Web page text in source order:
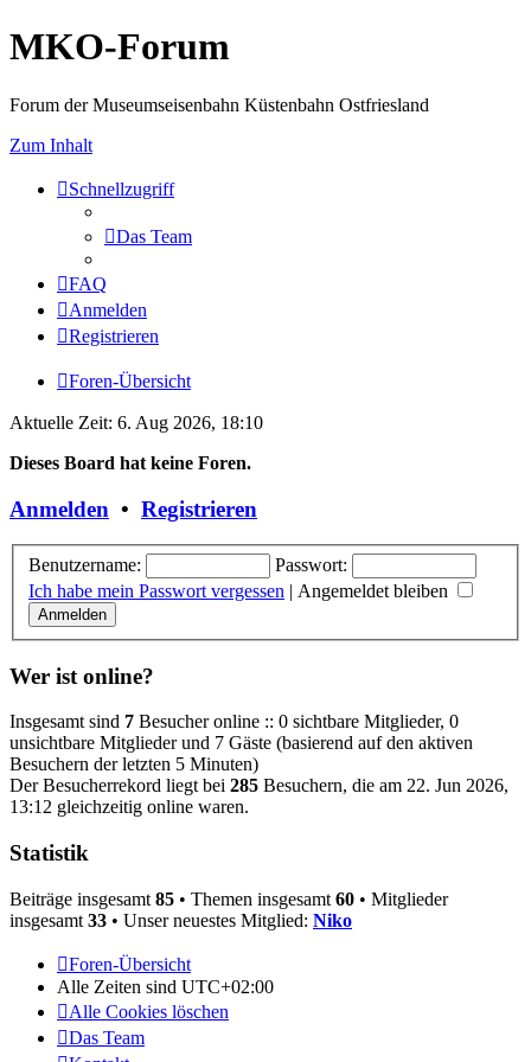
MKO-Forum
Forum der Museumseisenbahn Küstenbahn Ostfriesland
Zum Inhalt
Schnellzugriff
Das Team
FAQ
Anmelden
Registrieren
Foren-Übersicht
Aktuelle Zeit: 6. Aug 2026, 18:10
Dieses Board hat keine Foren.
Anmelden • Registrieren
Benutzername:
Passwort:
Ich habe mein Passwort vergessen | Angemeldet bleiben
Wer ist online?
Insgesamt sind 7 Besucher online :: 0 sichtbare Mitglieder, 0
unsichtbare Mitglieder und 7 Gäste (basierend auf den aktiven
Besuchern der letzten 5 Minuten)
Der Besucherrekord liegt bei 285 Besuchern, die am 22. Jun 2026,
13:12 gleichzeitig online waren.
Statistik
Beiträge insgesamt 85 • Themen insgesamt 60 • Mitglieder
insgesamt 33 • Unser neuestes Mitglied: Niko
Foren-Übersicht
Alle Zeiten sind UTC+02:00
Alle Cookies löschen
Das Team